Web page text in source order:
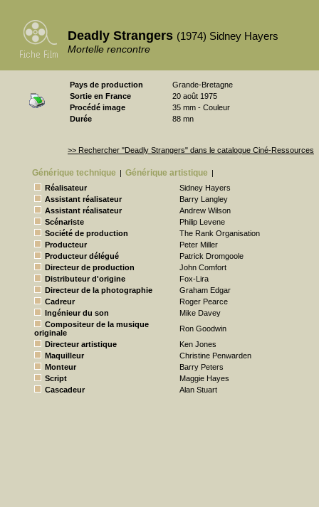
Deadly Strangers (1974) Sidney Hayers
Mortelle rencontre
Pays de production
Grande-Bretagne
Sortie en France
20 août 1975
Procédé image
35 mm - Couleur
Durée
88 mn
>> Rechercher "Deadly Strangers" dans le catalogue Ciné-Ressources
Générique technique | Générique artistique |
Réalisateur
Sidney Hayers
Assistant réalisateur
Barry Langley
Assistant réalisateur
Andrew Wilson
Scénariste
Philip Levene
Société de production
The Rank Organisation
Producteur
Peter Miller
Producteur délégué
Patrick Dromgoole
Directeur de production
John Comfort
Distributeur d'origine
Fox-Lira
Directeur de la photographie
Graham Edgar
Cadreur
Roger Pearce
Ingénieur du son
Mike Davey
Compositeur de la musique
originale
Ron Goodwin
Directeur artistique
Ken Jones
Maquilleur
Christine Penwarden
Monteur
Barry Peters
Script
Maggie Hayes
Cascadeur
Alan Stuart